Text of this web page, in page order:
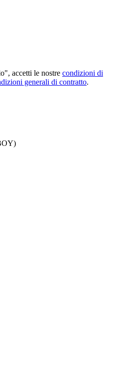
accetti le nostre condizioni di
generali di contratto.